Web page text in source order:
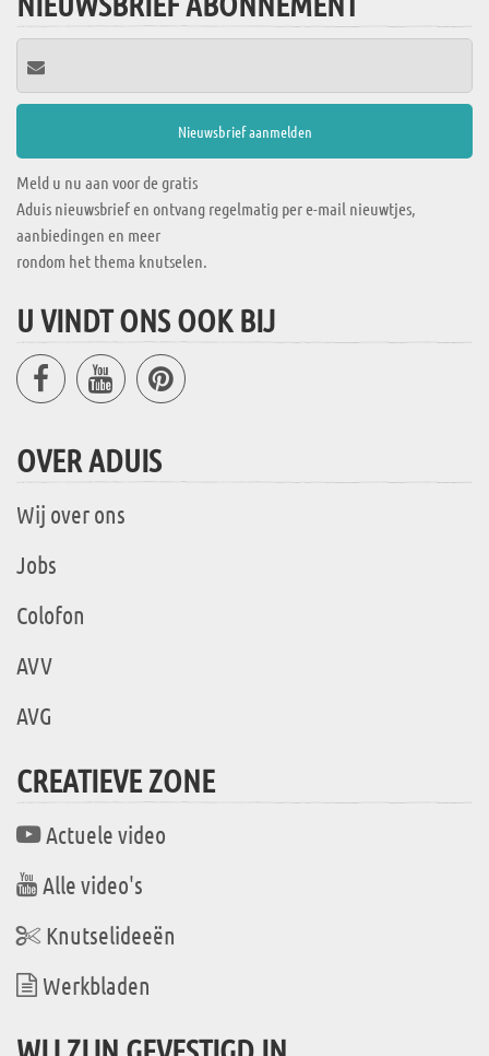
Meld u nu aan voor de gratis
Aduis nieuwsbrief en ontvang regelmatig per e-mail nieuwtjes,
aanbiedingen en meer
rondom het thema knutselen.
U VINDT ONS OOK BIJ
OVER ADUIS
Wij over ons
Jobs
Colofon
AVV
AVG
CREATIEVE ZONE
Actuele video
Alle video's
Knutselideeën
Werkbladen